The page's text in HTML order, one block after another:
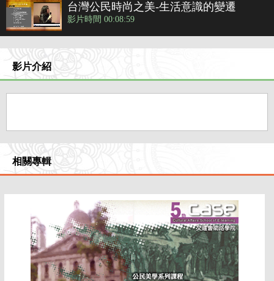
台灣公民時尚之美-生活意識的變遷
影片時間 00:08:59
台灣公民時尚之美-台灣近代服裝演變過
程
影片時間 00:07:58
台灣公民時尚之美-世界知名品牌強調
「尊榮感」
影片時間 00:06:35
台灣公民時尚之美-建立自我品味
影片時間 00:11:54
台灣公民時尚之美-品牌文化持續發燒
影片時間 00:04:24
影片介紹
相關專輯